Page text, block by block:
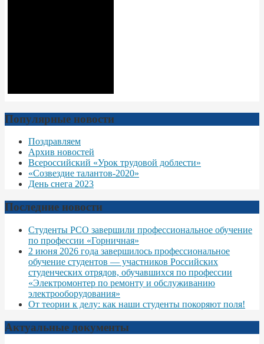
Популярные новости
Поздравляем
Архив новостей
Всероссийский «Урок трудовой доблести»
«Созвездие талантов-2020»
День снега 2023
Последние новости
Студенты РСО завершили профессиональное обучение
по профессии «Горничная»
2 июня 2026 года завершилось профессиональное
обучение студентов — участников Российских
студенческих отрядов, обучавшихся по профессии
«Электромонтер по ремонту и обслуживанию
электрооборудования»
От теории к делу: как наши студенты покоряют поля!
Актуальные документы